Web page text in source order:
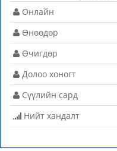
Онлайн
Өнөөдөр
Өчигдөр
Долоо хоногт
Сүүлийн сард
Нийт хандалт